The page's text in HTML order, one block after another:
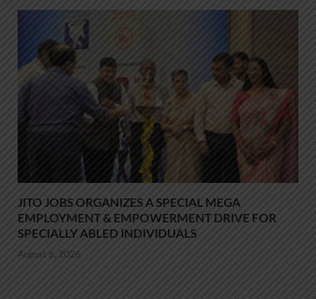
JITO JOBS ORGANIZES A SPECIAL MEGA
EMPLOYMENT & EMPOWERMENT DRIVE FOR
SPECIALLY ABLED INDIVIDUALS
August 6, 2026